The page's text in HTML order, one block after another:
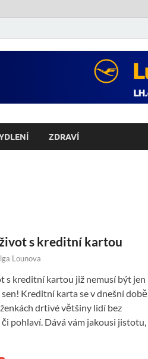
ZDRAVÍ
s kreditní kartou
Lounova
s kreditní kartou již nemusí být jen
Kreditní karta se v dnešní době
drtivé většiny lidí bez
pohlaví. Dává vám jakousi jistotu,